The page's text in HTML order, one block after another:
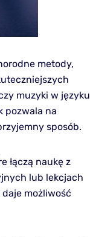
metody,
muzyki w języku
pozwala na
sposób.
łączą naukę z
lub lekcjach
możliwość